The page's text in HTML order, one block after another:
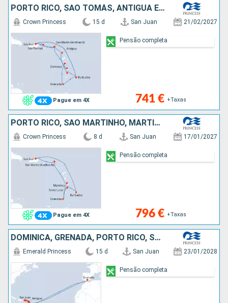
PORTO RICO, SÃO TOMÁS, ANTÍGUA E BARBUDA, SANTA LÚCIA, BARBADOS, SÃO MARTINHO, MARTINICA, DOMINICA, GRENADA
Pague em 4X
Crown Princess 15 d San Juan 21/02/2027
741 € +Taxas
Pensão completa
PORTO RICO, SÃO MARTINHO, MARTINICA, GRENADA, SANTA LÚCIA, BARBADOS
Pague em 4X
Crown Princess 8 d San Juan 17/01/2027
796 € +Taxas
Pensão completa
DOMINICA, GRENADA, PORTO RICO, SÃO TOMÁS, SÃO MARTINHO, ANTÍGUA E BARBUDA, SANTA LÚCIA, BARBADOS
Emerald Princess 15 d San Juan 23/01/2028
Pensão completa